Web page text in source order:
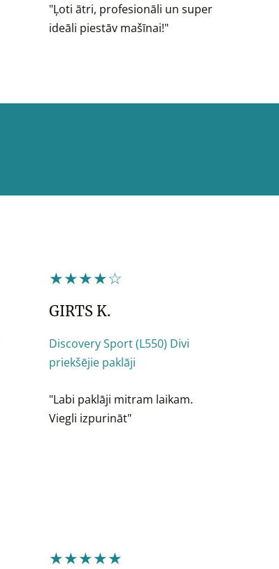
"Ļoti ātri, profesionāli un super
ideāli piestāv mašīnai!"
★★★★☆
GIRTS K.
Discovery Sport (L550) Divi
priekšējie paklāji
"Labi paklāji mitram laikam.
Viegli izpurināt"
★★★★★